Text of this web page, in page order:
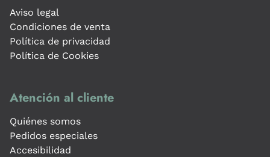
Aviso legal
Condiciones de venta
Política de privacidad
Política de Cookies
Atención al cliente
Quiénes somos
Pedidos especiales
Accesibilidad